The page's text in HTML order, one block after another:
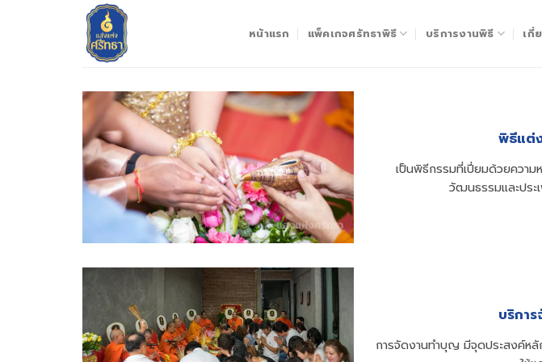
หน้าแรก แพ็คเกจศรัทธาพิธี บริการงานพิธี เกี่
พิธีแต่
เป็นพิธีกรรมที่เปี่ยมด้วยความ
วัฒนธรรมและปร
บริกา
การจัดงานทำบุญ มีจุดประสงค์ห